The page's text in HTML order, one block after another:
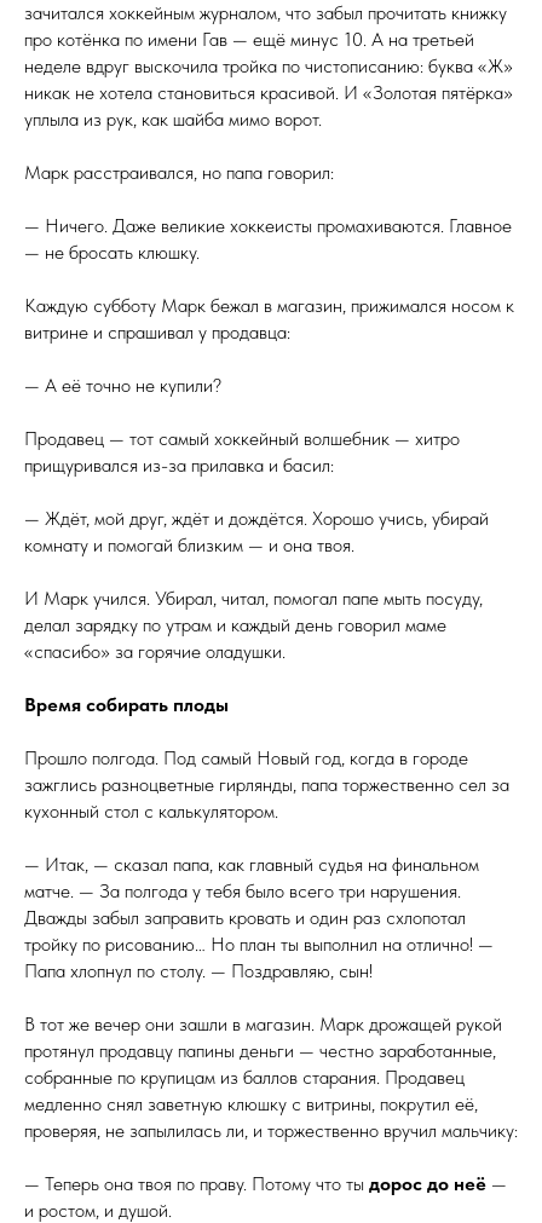
зачитался хоккейным журналом, что забыл прочитать книжку
про котёнка по имени Гав — ещё минус 10. А на третьей
неделе вдруг выскочила тройка по чистописанию: буква «Ж»
никак не хотела становиться красивой. И «Золотая пятёрка»
уплыла из рук, как шайба мимо ворот.
Марк расстраивался, но папа говорил:
— Ничего. Даже великие хоккеисты промахиваются. Главное
— не бросать клюшку.
Каждую субботу Марк бежал в магазин, прижимался носом к
витрине и спрашивал у продавца:
— А её точно не купили?
Продавец — тот самый хоккейный волшебник — хитро
прищуривался из-за прилавка и басил:
— Ждёт, мой друг, ждёт и дождётся. Хорошо учись, убирай
комнату и помогай близким — и она твоя.
И Марк учился. Убирал, читал, помогал папе мыть посуду,
делал зарядку по утрам и каждый день говорил маме
«спасибо» за горячие оладушки.
Время собирать плоды
Прошло полгода. Под самый Новый год, когда в городе
зажглись разноцветные гирлянды, папа торжественно сел за
кухонный стол с калькулятором.
— Итак, — сказал папа, как главный судья на финальном
матче. — За полгода у тебя было всего три нарушения.
Дважды забыл заправить кровать и один раз схлопотал
тройку по рисованию… Но план ты выполнил на отлично! —
Папа хлопнул по столу. — Поздравляю, сын!
В тот же вечер они зашли в магазин. Марк дрожащей рукой
протянул продавцу папины деньги — честно заработанные,
собранные по крупицам из баллов старания. Продавец
медленно снял заветную клюшку с витрины, покрутил её,
проверяя, не запылилась ли, и торжественно вручил мальчику:
— Теперь она твоя по праву. Потому что ты дорос до неё —
и ростом, и душой.